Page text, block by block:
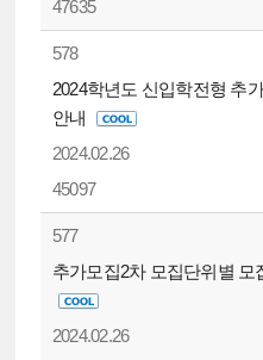
47635
578
2024학년도 신입학전형 추
안내
2024.02.26
45097
577
추가모집2차 모집단위별 모
2024.02.26